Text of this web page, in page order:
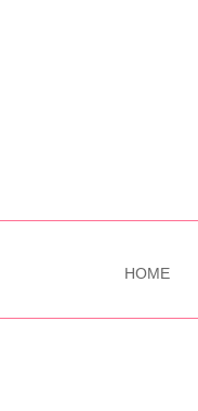
HOME